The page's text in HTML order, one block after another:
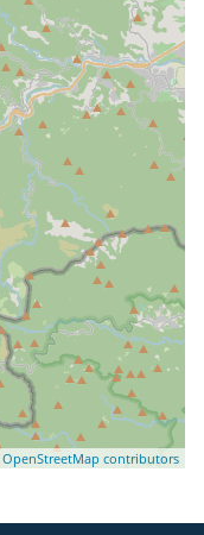
OpenStreetMap contributors